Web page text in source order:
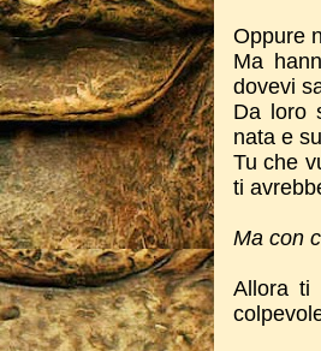
Oppure
Ma
dovevi
Da loro
nata e
Tu che
ti
Ma con
Allora ti